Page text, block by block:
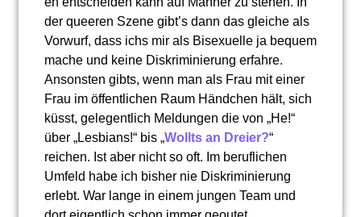
der queeren Szene gibt’s dann das gleiche als
Vorwurf, dass ichs mir als Bisexuelle ja bequem
mache und keine Diskriminierung erfahre.
Ansonsten gibts, wenn man als Frau mit einer
Frau im öffentlichen Raum Händchen hält, sich
küsst, gelegentlich Meldungen die von „He!“
über „Lesbians!“ bis „Wollts an Dreier?“
reichen. Ist aber nicht so oft. Im beruflichen
Umfeld habe ich bisher nie Diskriminierung
erlebt. War lange in einem jungen Team und